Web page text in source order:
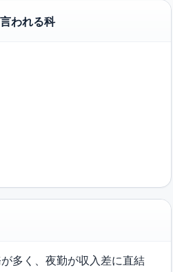
われる科
多く、夜勤が収入差に直結